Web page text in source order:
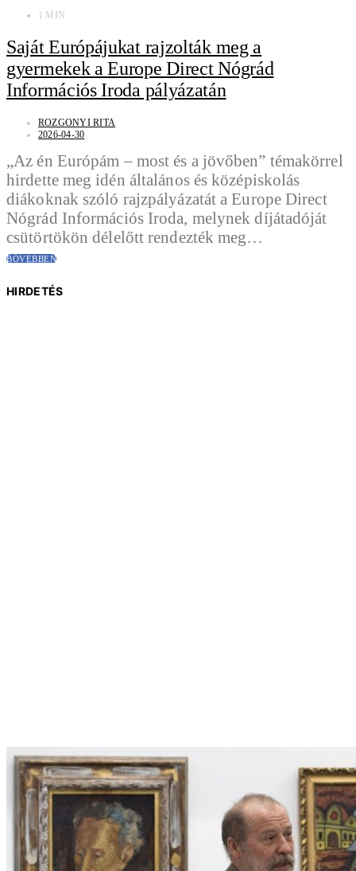
1 MIN
Saját Európájukat rajzolták meg a
gyermekek a Europe Direct Nógrád
Információs Iroda pályázatán
ROZGONYI RITA
2026-04-30
„Az én Európám – most és a jövőben” témakörrel
hirdette meg idén általános és középiskolás
diákoknak szóló rajzpályázatát a Europe Direct
Nógrád Információs Iroda, melynek díjátadóját
csütörtökön délelőtt rendezték meg…
BŐVEBBEN
HIRDETÉS